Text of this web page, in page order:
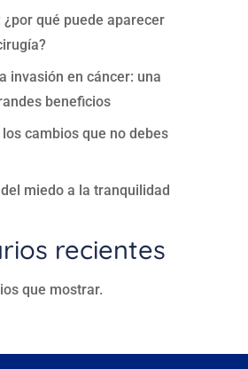
¿por qué puede aparecer
invasión en cáncer: una
beneficios
cambios que no debes
miedo a la tranquilidad
recientes
que mostrar.